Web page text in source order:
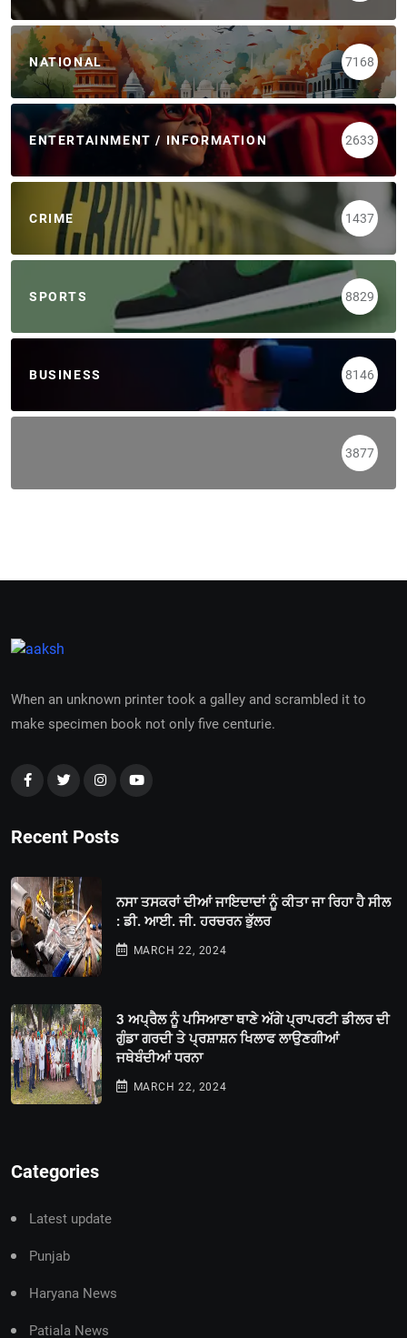
NATIONAL 7168
ENTERTAINMENT / INFORMATION 2633
CRIME 1437
SPORTS 8829
BUSINESS 8146
3877
When an unknown printer took a galley and scrambled it to
make specimen book not only five centurie.
Recent Posts
ਨਸਾ ਤਸਕਰਾਂ ਦੀਆਂ ਜਾਇਦਾਦਾਂ ਨੂੰ ਕੀਤਾ ਜਾ ਰਿਹਾ ਹੈ ਸੀਲ
: ਡੀ. ਆਈ. ਜੀ. ਹਰਚਰਨ ਭੁੱਲਰ
MARCH 22, 2024
3 ਅਪ੍ਰੈਲ ਨੂੰ ਪਸਿਆਣਾ ਥਾਣੇ ਅੱਗੇ ਪ੍ਰਾਪਰਟੀ ਡੀਲਰ ਦੀ
ਗੁੰਡਾ ਗਰਦੀ ਤੇ ਪ੍ਰਸ਼ਾਸ਼ਨ ਖਿਲਾਫ ਲਾਉਣਗੀਆਂ
ਜਥੇਬੰਦੀਆਂ ਧਰਨਾ
MARCH 22, 2024
Categories
Latest update
Punjab
Haryana News
Patiala News